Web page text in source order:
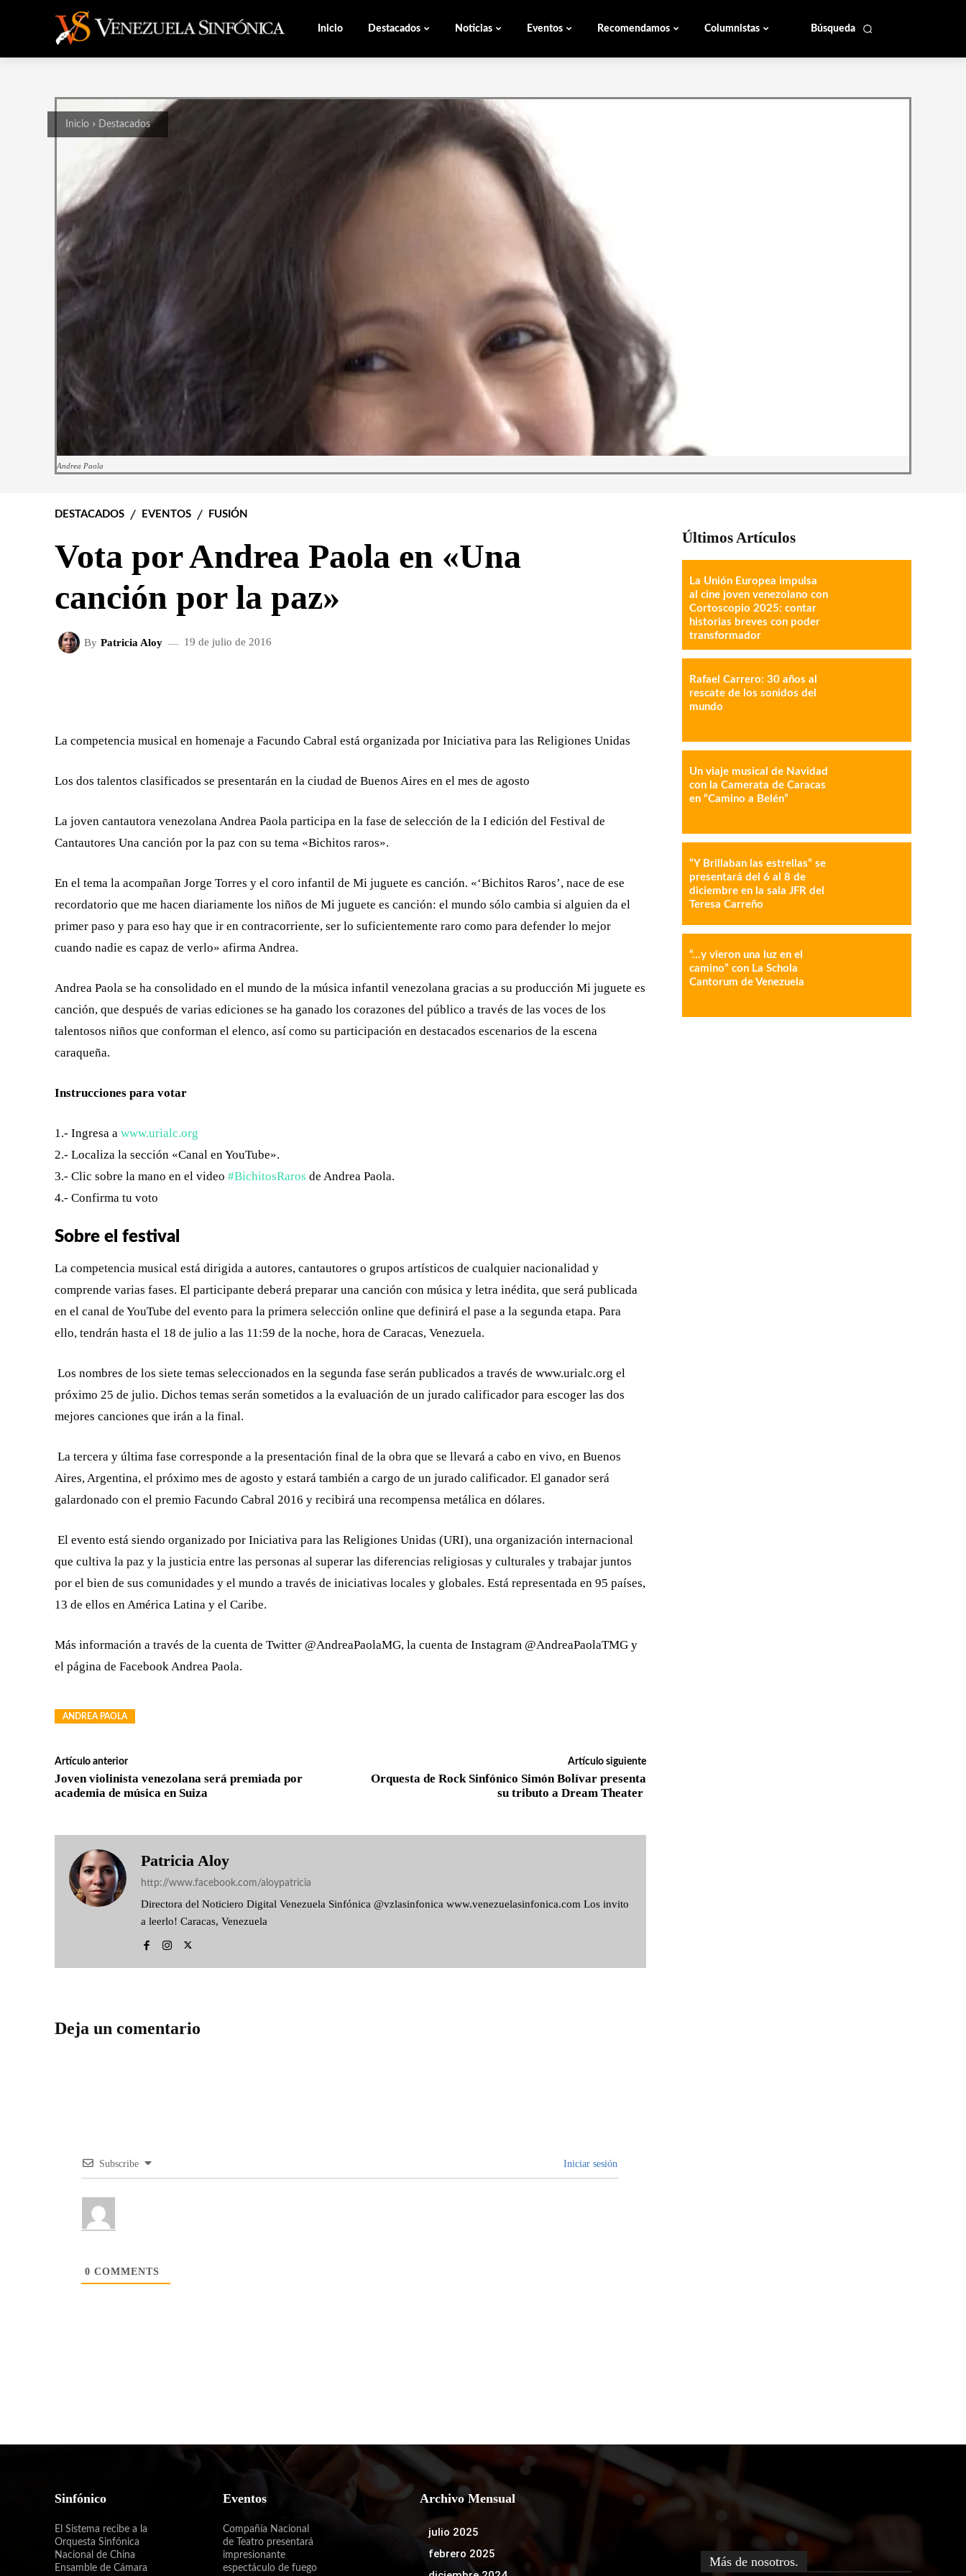
Búsqueda
Inicio Destacados Noticias Eventos Recomendamos Columnistas
Inicio Destacados
Andrea Paola
DESTACADOS EVENTOS FUSIÓN
Vota por Andrea Paola en «Una
canción por la paz»
By Patricia Aloy 19 de julio de 2016
IMPRESIÓN COPY URL
La competencia musical en homenaje a Facundo Cabral está organizada por Iniciativa para las Religiones Unidas
Los dos talentos clasificados se presentarán en la ciudad de Buenos Aires en el mes de agosto
La joven cantautora venezolana Andrea Paola participa en la fase de selección de la I edición del Festival de
Cantautores Una canción por la paz con su tema «Bichitos raros».
En el tema la acompañan Jorge Torres y el coro infantil de Mi juguete es canción. «‘Bichitos Raros’, nace de ese
recordatorio que me hacen diariamente los niños de Mi juguete es canción: el mundo sólo cambia si alguien da el
primer paso y para eso hay que ir en contracorriente, ser lo suficientemente raro como para defender lo mejor
cuando nadie es capaz de verlo» afirma Andrea.
Andrea Paola se ha consolidado en el mundo de la música infantil venezolana gracias a su producción Mi juguete es
canción, que después de varias ediciones se ha ganado los corazones del público a través de las voces de los
talentosos niños que conforman el elenco, así como su participación en destacados escenarios de la escena
caraqueña.
Instrucciones para votar
1.- Ingresa a www.urialc.org
2.- Localiza la sección «Canal en YouTube».
3.- Clic sobre la mano en el video ‪#BichitosRaros‬ de Andrea Paola.
4.- Confirma tu voto
Sobre el festival
La competencia musical está dirigida a autores, cantautores o grupos artísticos de cualquier nacionalidad y
comprende varias fases. El participante deberá preparar una canción con música y letra inédita, que será publicada
en el canal de YouTube del evento para la primera selección online que definirá el pase a la segunda etapa. Para
ello, tendrán hasta el 18 de julio a las 11:59 de la noche, hora de Caracas, Venezuela.
Los nombres de los siete temas seleccionados en la segunda fase serán publicados a través de www.urialc.org el
próximo 25 de julio. Dichos temas serán sometidos a la evaluación de un jurado calificador para escoger las dos
mejores canciones que irán a la final.
La tercera y última fase corresponde a la presentación final de la obra que se llevará a cabo en vivo, en Buenos
Aires, Argentina, el próximo mes de agosto y estará también a cargo de un jurado calificador. El ganador será
galardonado con el premio Facundo Cabral 2016 y recibirá una recompensa metálica en dólares.
El evento está siendo organizado por Iniciativa para las Religiones Unidas (URI), una organización internacional
que cultiva la paz y la justicia entre las personas al superar las diferencias religiosas y culturales y trabajar juntos
por el bien de sus comunidades y el mundo a través de iniciativas locales y globales. Está representada en 95 países,
13 de ellos en América Latina y el Caribe.
Más información a través de la cuenta de Twitter @AndreaPaolaMG, la cuenta de Instagram @AndreaPaolaTMG y
el página de Facebook Andrea Paola.
ANDREA PAOLA
Artículo anterior
Joven violinista venezolana será premiada por
academia de música en Suiza
Artículo siguiente
Orquesta de Rock Sinfónico Simón Bolívar presenta
su tributo a Dream Theater
Patricia Aloy
http://www.facebook.com/aloypatricia
Directora del Noticiero Digital Venezuela Sinfónica @vzlasinfonica www.venezuelasinfonica.com Los invito
a leerlo! Caracas, Venezuela
Deja un comentario
Subscribe Iniciar sesión
0 COMMENTS
Últimos Artículos
La Unión Europea impulsa
al cine joven venezolano con
Cortoscopio 2025: contar
historias breves con poder
transformador
Rafael Carrero: 30 años al
rescate de los sonidos del
mundo
Un viaje musical de Navidad
con la Camerata de Caracas
en “Camino a Belén”
“Y Brillaban las estrellas” se
presentará del 6 al 8 de
diciembre en la sala JFR del
Teresa Carreño
“…y vieron una luz en el
camino” con La Schola
Cantorum de Venezuela
Sinfónico
El Sistema recibe a la
Orquesta Sinfónica
Nacional de China
Ensamble de Cámara
Eventos
Compañía Nacional
de Teatro presentará
impresionante
espectáculo de fuego
Archivo Mensual
julio 2025
febrero 2025
Más de nosotros.